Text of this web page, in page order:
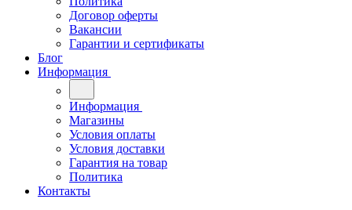
Договор оферты
Вакансии
Гарантии и сертификаты
Блог
Информация
Информация
Магазины
Условия оплаты
Условия доставки
Гарантия на товар
Политика
Контакты